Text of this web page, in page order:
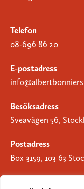
Telefon
08-696 86 20
E-postadress
Besöksadress
Sveavägen 56,
Postadress
Box 3159, 103 63